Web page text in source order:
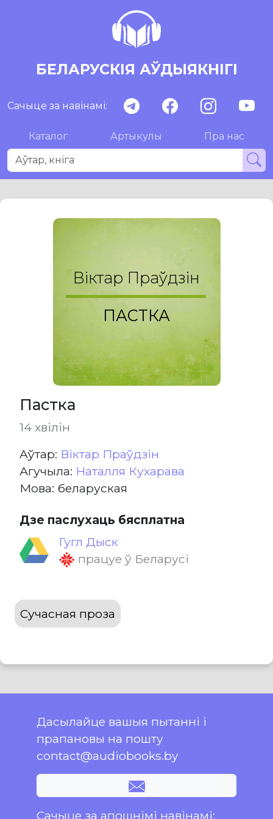
БЕЛАРУСКІЯ АЎДЫЯКНІГІ
Сачыце за навінамі:
Каталог Артыкулы Пра нас
Віктар Праўдзін
ПАСТКА
Пастка
14 хвілін
Aўтар: Віктар Праўдзін
Агучыла: Наталля Кухарава
Мова: беларуская
Дзе паслухаць бясплатна
Гугл Дыск
працуе ў Беларусі
Сучасная проза
Дасылайце вашыя пытанні і
прапановы на пошту
contact@audiobooks.by
Сачыце за апошнімі навінамі: